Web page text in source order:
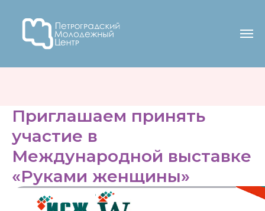
Приглашаем принять
участие в
Международной выставке
«Руками женщины»